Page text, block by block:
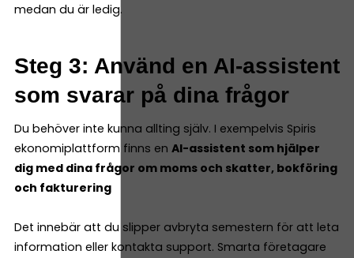
medan du är ledig.
Steg 3: Använd en AI-assistent
som svarar på dina frågor
Du behöver inte kunna allting själv. I exempelvis Spiris
ekonomiplattform finns en AI-assistent som hjälper
dig med dina frågor om moms och skatter, bokföring
och fakturering
Det innebär att du slipper avbryta semestern för att leta
information eller kontakta support. Smarta företagare